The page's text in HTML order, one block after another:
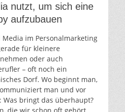
nutzt, um sich eine
aufzubauen
Media im Personalmarketing
für kleinere
oder auch
– oft noch ein
Dorf. Wo beginnt man,
man und vor
Was bringt das überhaupt?
die wir schon oft gehört